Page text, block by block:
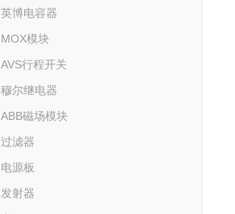
英博电容器
MOX模块
AVS行程开关
穆尔继电器
ABB磁场模块
过滤器
电源板
发射器